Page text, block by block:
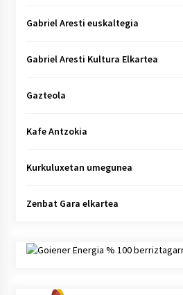
Gabriel Aresti euskaltegia
Gabriel Aresti Kultura Elkartea
Gazteola
Kafe Antzokia
Kurkuluxetan umegunea
Zenbat Gara elkartea